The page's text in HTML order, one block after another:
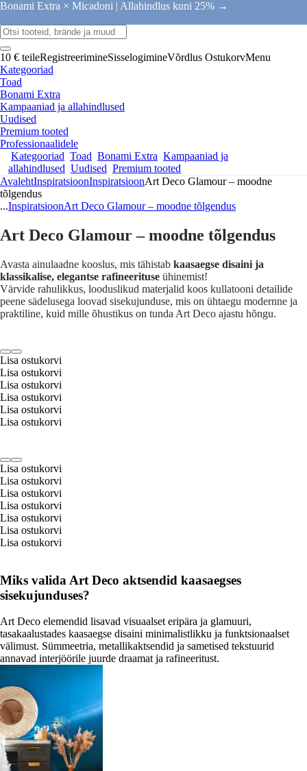
Bonami Extra × Micadoni | Allahindlus kuni 25% →
10 € teileRegistreerimineSisselogimineVõrdlus OstukorvMenu
Kategooriad
Toad
Bonami Extra
Kampaaniad ja allahindlused
Uudised
Premium tooted
Professionaalidele
Kategooriad Toad Bonami Extra Kampaaniad ja
allahindlused Uudised Premium tooted
AvalehtInspiratsioonInspiratsioonArt Deco Glamour – moodne
tõlgendus
...InspiratsioonArt Deco Glamour – moodne tõlgendus
Art Deco Glamour – moodne tõlgendus
Avasta ainulaadne kooslus, mis tähistab kaasaegse disaini ja
klassikalise, elegantse rafineerituse ühinemist!
Värvide rahulikkus, looduslikud materjalid koos kullatooni detailide
peene sädelusega loovad sisekujunduse, mis on ühtaegu modernne ja
praktiline, kuid mille õhustikus on tunda Art Deco ajastu hõngu.
Lisa ostukorvi
Lisa ostukorvi
Lisa ostukorvi
Lisa ostukorvi
Lisa ostukorvi
Lisa ostukorvi
Lisa ostukorvi
Lisa ostukorvi
Lisa ostukorvi
Lisa ostukorvi
Lisa ostukorvi
Lisa ostukorvi
Lisa ostukorvi
Miks valida Art Deco aktsendid kaasaegses
sisekujunduses?
Art Deco elemendid lisavad visuaalset eripära ja glamuuri,
tasakaalustades kaasaegse disaini minimalistlikku ja funktsionaalset
välimust. Sümmeetria, metallikaktsendid ja sametised tekstuurid
annavad interjöörile juurde draamat ja rafineeritust.